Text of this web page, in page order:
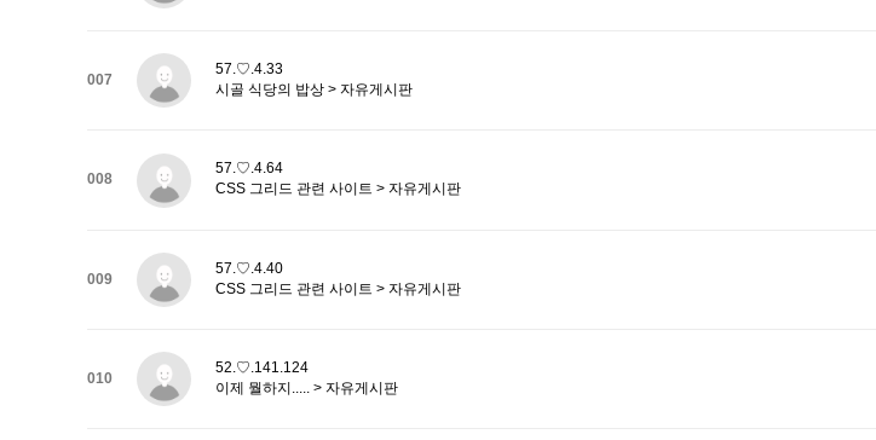
007
57.♡.4.33
시골 식당의 밥상 > 자유게시판
008
57.♡.4.64
CSS 그리드 관련 사이트 > 자유게시판
009
57.♡.4.40
CSS 그리드 관련 사이트 > 자유게시판
010
52.♡.141.124
이제 뭘하지..... > 자유게시판